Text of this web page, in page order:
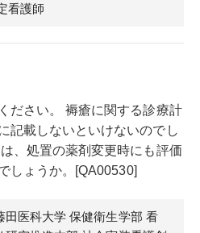
看護師
ださい。 褥瘡に関する診療計
記載しないといけないのでし
、処置の薬剤変更時にも評価
しょうか。[QA00530]
田医科大学 保健衛生学部 看